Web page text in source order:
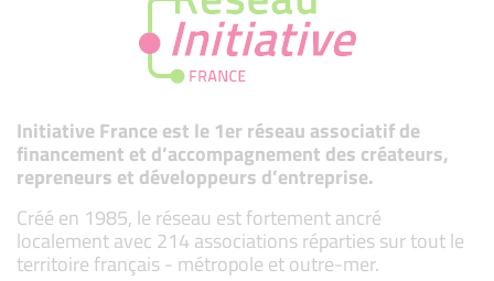
Initiative France est le 1er réseau associatif de
financement et d’accompagnement des créateurs,
repreneurs et développeurs d’entreprise.
Créé en 1985, le réseau est fortement ancré
localement avec 214 associations réparties sur tout le
territoire français - métropole et outre-mer.